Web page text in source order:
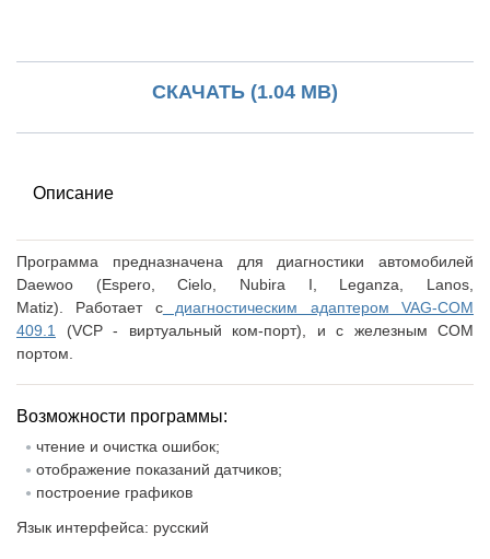
СКАЧАТЬ (1.04 MB)
Описание
Программа предназначена для диагностики автомобилей
Daewoo (Espero, Cielo, Nubira I, Leganza, Lanos,
Matiz). Работает сдиагностическим адаптером VAG-COM
409.1
(VCP - виртуальный ком-порт), и с железным COM
портом.
Возможности программы:
чтение и очистка ошибок;
отображение показаний датчиков;
построение графиков
Язык интерфейса: русский